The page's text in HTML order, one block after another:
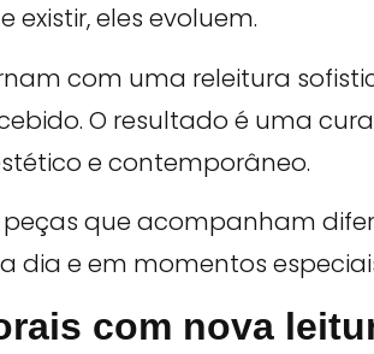
existir, eles evoluem.
com uma releitura
O resultado é uma
e contemporâneo.
que acompanham
dia e em momentos
com nova